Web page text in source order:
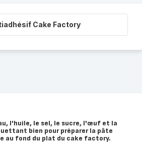
Cake Factory
l'huile, le sel, le sucre, l'œuf et la
bien pour préparer la pâte
au fond du plat du cake factory.